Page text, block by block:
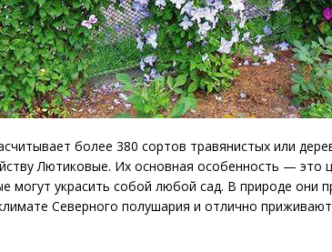
более 380 сортов травянистых или
Лютиковые. Их основная особенность — это
могут украсить собой любой сад. В природе они
Северного полушария и отлично